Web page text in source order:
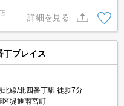
さい。
詳細を見る
丁プレイス
線/北四番丁駅 徒歩7分
区堤通雨宮町